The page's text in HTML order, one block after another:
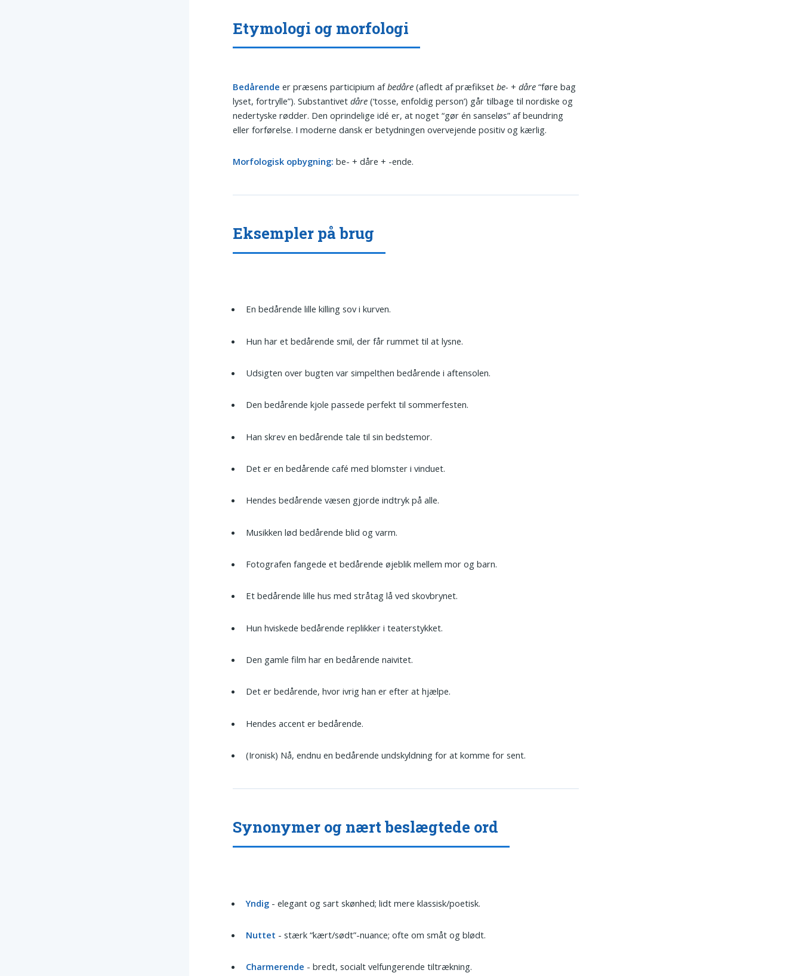
Etymologi og morfologi
Bedårende er præsens participium afbedåre (afledt af præfiksetbe- +dåre “føre bag
lyset, fortrylle”). Substantivetdåre (‘tosse, enfoldig person’) går tilbage til nordiske og
nedertyske rødder. Den oprindelige idé er, at noget “gør én sanseløs” af beundring
eller forførelse. I moderne dansk er betydningen overvejende positiv og kærlig.
Morfologisk opbygning: be- + dåre + -ende.
Eksempler på brug
En bedårende lille killing sov i kurven.
Hun har et bedårende smil, der får rummet til at lysne.
Udsigten over bugten var simpelthen bedårende i aftensolen.
Den bedårende kjole passede perfekt til sommerfesten.
Han skrev en bedårende tale til sin bedstemor.
Det er en bedårende café med blomster i vinduet.
Hendes bedårende væsen gjorde indtryk på alle.
Musikken lød bedårende blid og varm.
Fotografen fangede et bedårende øjeblik mellem mor og barn.
Et bedårende lille hus med stråtag lå ved skovbrynet.
Hun hviskede bedårende replikker i teaterstykket.
Den gamle film har en bedårende naivitet.
Det er bedårende, hvor ivrig han er efter at hjælpe.
Hendes accent er bedårende.
(Ironisk) Nå, endnu en bedårende undskyldning for at komme for sent.
Synonymer og nært beslægtede ord
Yndig - elegant og sart skønhed; lidt mere klassisk/poetisk.
Nuttet - stærk “kært/sødt”-nuance; ofte om småt og blødt.
Charmerende - bredt, socialt velfungerende tiltrækning.